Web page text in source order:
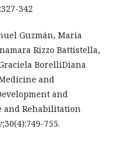
342
Guzmán, Maria
Rizzo Battistella,
BorelliDiana
and
and
and Rehabilitation
755.